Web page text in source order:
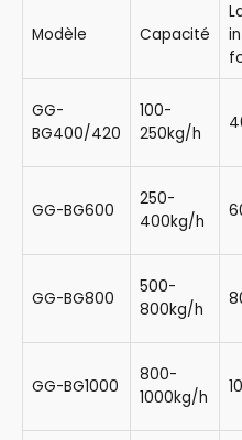
Modèle Capacité
GG-
BG400/420
100-
250kg/h
GG-BG600
250-
400kg/h
GG-BG800
500-
800kg/h
GG-BG1000
800-
1000kg/h